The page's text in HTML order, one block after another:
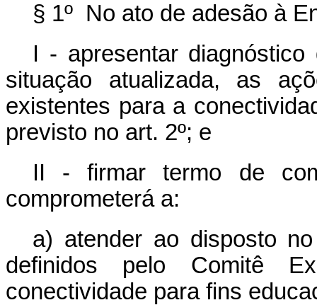
§ 1º No ato de adesão à
I - apresentar
situação atualizada, as
existentes para a
previsto no art. 2º; e
II - firmar termo de
comprometerá a:
a) atender ao disposto
definidos pelo Comitê
conectividade para fins